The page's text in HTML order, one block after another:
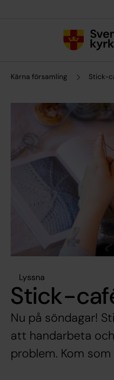
Kärna församling Stick-
Lyssna
Stick-
Nu på söndagar!
att handarbeta
problem. Kom